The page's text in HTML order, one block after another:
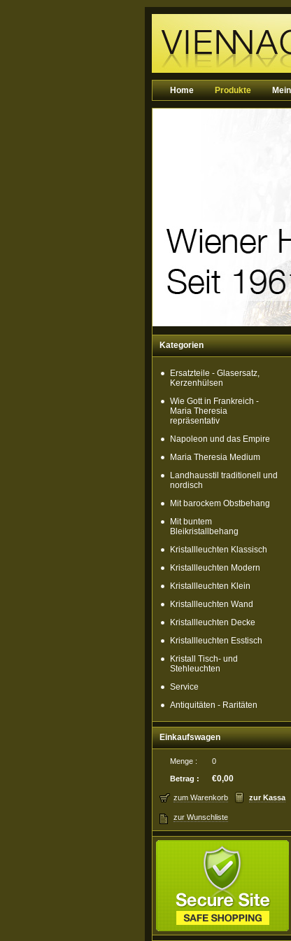
Home Produkte
Kategorien
Ersatzteile - Glasersatz,
Kerzenhülsen
Wie Gott in Frankreich -
Maria Theresia
repräsentativ
Napoleon und das Empire
Maria Theresia Medium
Landhausstil traditionell und
nordisch
Mit barockem Obstbehang
Mit buntem
Bleikristallbehang
Kristallleuchten Klassisch
Kristallleuchten Modern
Kristallleuchten Klein
Kristallleuchten Wand
Kristallleuchten Decke
Kristallleuchten Esstisch
Kristall Tisch- und
Stehleuchten
Service
Antiquitäten - Raritäten
Einkaufswagen
Menge : 0
Betrag : €0,00
zum Warenkorb zur Kassa
zur Wunschliste